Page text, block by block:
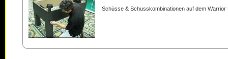
Schüsse & Schusskombinationen auf dem Warrior